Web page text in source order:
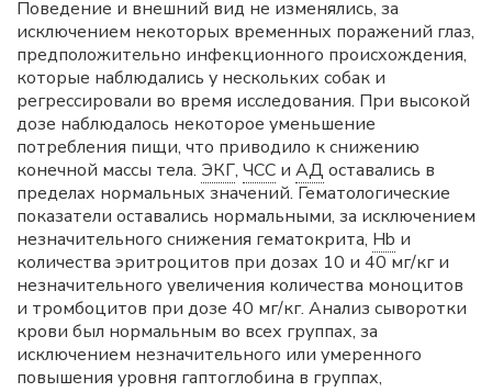
Поведение и внешний вид не изменялись, за
исключением некоторых временных поражений глаз,
предположительно инфекционного происхождения,
которые наблюдались у нескольких собак и
регрессировали во время исследования. При высокой
дозе наблюдалось некоторое уменьшение
потребления пищи, что приводило к снижению
конечной массы тела. ЭКГ, ЧСС и АД оставались в
пределах нормальных значений. Гематологические
показатели оставались нормальными, за исключением
незначительного снижения гематокрита, Hb и
количества эритроцитов при дозах 10 и 40 мг/кг и
незначительного увеличения количества моноцитов
и тромбоцитов при дозе 40 мг/кг. Анализ сыворотки
крови был нормальным во всех группах, за
исключением незначительного или умеренного
повышения уровня гаптоглобина в группах,